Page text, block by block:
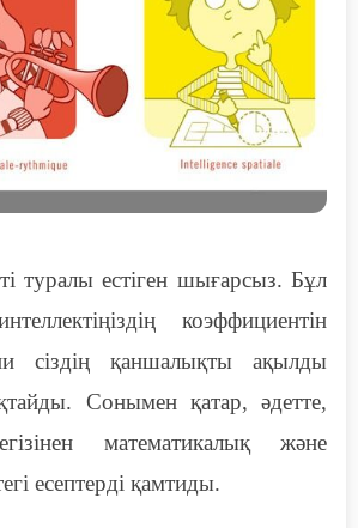
туралы естіген шығарсыз. Бұл
коэффициентін
сіздің қаншалықты ақылды
Сонымен қатар, әдетте,
математикалық және
есептерді қамтиды.